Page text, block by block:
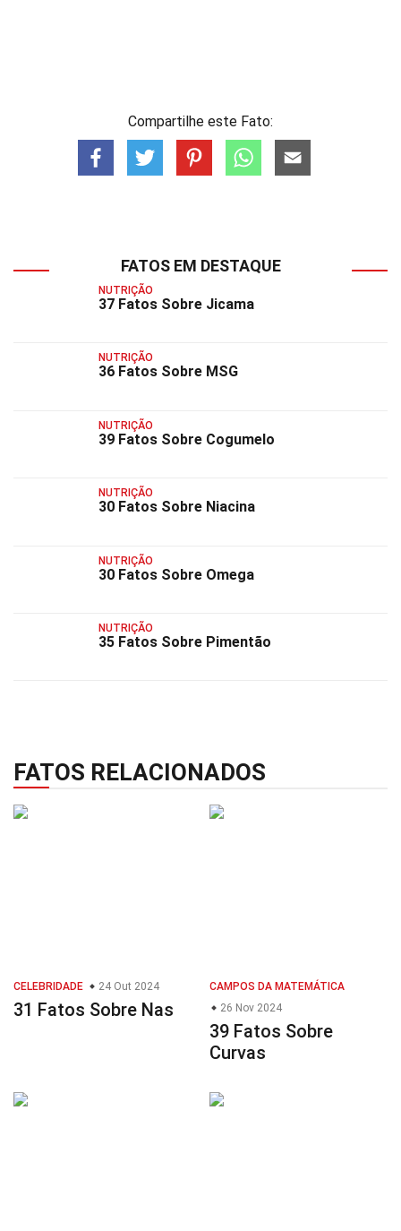
Compartilhe este Fato:
FATOS EM DESTAQUE
NUTRIÇÃO
37 Fatos Sobre Jicama
NUTRIÇÃO
36 Fatos Sobre MSG
NUTRIÇÃO
39 Fatos Sobre Cogumelo
NUTRIÇÃO
30 Fatos Sobre Niacina
NUTRIÇÃO
30 Fatos Sobre Omega
NUTRIÇÃO
35 Fatos Sobre Pimentão
FATOS RELACIONADOS
CELEBRIDADE 24 Out 2024
31 Fatos Sobre Nas
CAMPOS DA MATEMÁTICA
26 Nov 2024
39 Fatos Sobre
Curvas